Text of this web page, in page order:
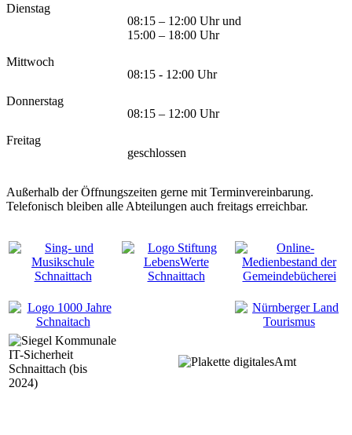
Dienstag
08:15 – 12:00 Uhr und
15:00 – 18:00 Uhr
Mittwoch
08:15 - 12:00 Uhr
Donnerstag
08:15 – 12:00 Uhr
Freitag
geschlossen
Außerhalb der Öffnungszeiten gerne mit Terminvereinbarung.
Telefonisch bleiben alle Abteilungen auch freitags erreichbar.